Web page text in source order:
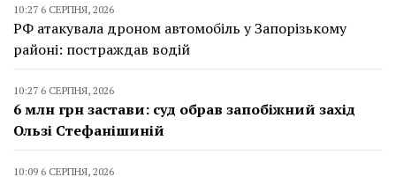
10:27 6 СЕРПНЯ, 2026
РФ атакувала дроном автомобіль у Запорізькому
районі: постраждав водій
10:27 6 СЕРПНЯ, 2026
6 млн грн застави: суд обрав запобіжний захід
Ользі Стефанішиній
10:09 6 СЕРПНЯ, 2026